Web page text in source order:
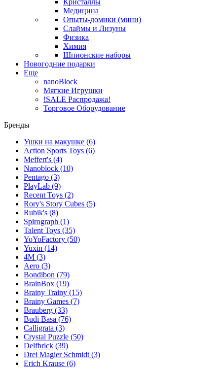
Кристаллы
Медицина
Опыты-домики (мини)
Слаймы и Лизуны
Физика
Химия
Шпионские наборы
Новогодние подарки
Еще
nanoBlock
Мягкие Игрушки
!SALE Распродажа!
Торговое Оборудование
Бренды
Ушки на макушке (6)
Action Sports Toys (6)
Meffert's (4)
Nanoblock (10)
Pentago (3)
PlayLab (9)
Recent Toys (2)
Rory's Story Cubes (5)
Rubik's (8)
Spirograph (1)
Talent Toys (35)
YoYoFactory (50)
Yuxin (14)
4M (3)
Aero (3)
Bondibon (79)
BrainBox (19)
Brainy Trainy (15)
Brainy Games (7)
Brauberg (33)
Budi Basa (76)
Calligrata (3)
Crystal Puzzle (50)
Delfbrick (39)
Drei Magier Schmidt (3)
Erich Krause (6)